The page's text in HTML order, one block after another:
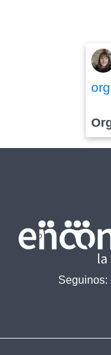
Seguinos: